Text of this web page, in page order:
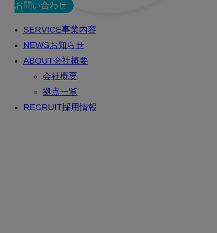
お問い合わせ
SERVICE事業内容
NEWSお知らせ
ABOUT会社概要
会社概要
拠点一覧
RECRUIT採用情報